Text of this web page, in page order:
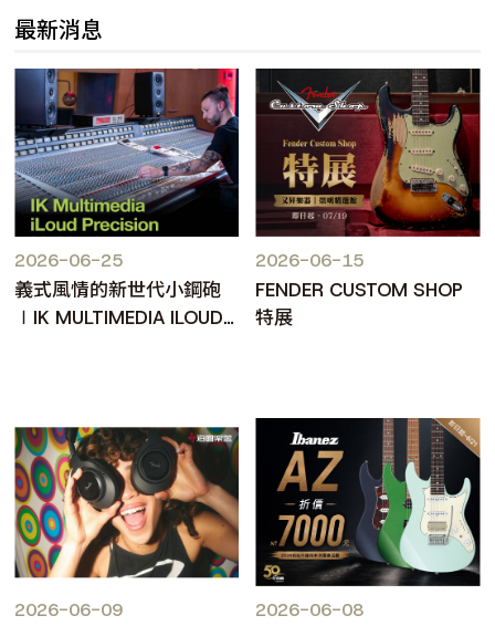
最新消息
2026-06-25
義式風情的新世代小鋼砲
∣IK MULTIMEDIA ILOUD
2026-06-15
FENDER CUSTOM SHOP
特展
2026-06-09 2026-06-08